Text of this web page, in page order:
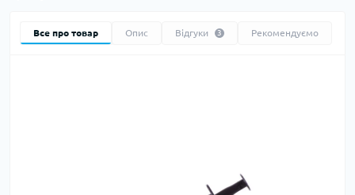
Все про товар Опис Відгуки 3 Рекомендуємо